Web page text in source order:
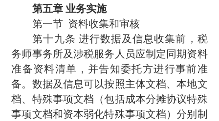
第五章 业务实施
第一节 资料收集和审核
第十九条 进行数据及信息收集前，税
务师事务所及涉税服务人员应制定同期资料
准备资料清单，并告知委托方进行事前准
备。数据及信息可以按照主体文档、本地文
档、特殊事项文档（包括成本分摊协议特殊
事项文档和资本弱化特殊事项文档）分别制